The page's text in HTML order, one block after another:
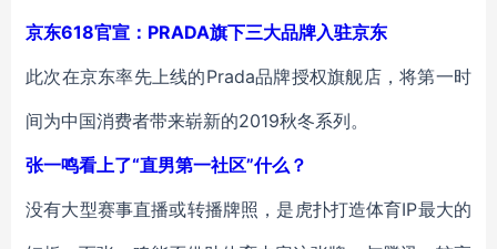
京东618官宣：PRADA旗下三大品牌入驻京东
此次在京东率先上线的Prada品牌授权旗舰店，将第一时
间为中国消费者带来崭新的2019秋冬系列。
张一鸣看上了“直男第一社区”什么？
没有大型赛事直播或转播牌照，是虎扑打造体育IP最大的